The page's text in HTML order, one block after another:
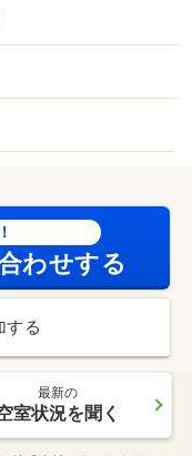
わせする
する
最新の
室状況を聞く